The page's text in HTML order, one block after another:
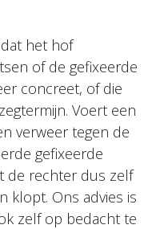
het hof
of de gefixeerde
concreet, of die
Voert een
verweer tegen de
gefixeerde
de rechter dus zelf
klopt. Ons advies is
zelf op bedacht te